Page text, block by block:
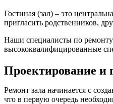
Гостиная (зал) – это
пригласить родственников,
Наши специалисты по ремонту
высококвалифицированные
Проектирование и
Ремонт зала начинается с
что в первую очередь